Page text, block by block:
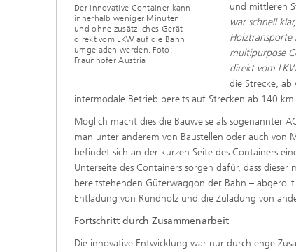
Der innovative Container kann
innerhalb weniger Minuten
und ohne zusätzliches Gerät
direkt vom LKW auf die Bahn
umgeladen werden. Foto:
Fraunhofer Austria
und mittleren
war schnell
Holztransporte
multipurpose
direkt vom
die Strecke,
intermodale Betrieb bereits auf Strecken ab 140
Möglich macht dies die Bauweise als sogenannter
man unter anderem von Baustellen oder auch von
befindet sich an der kurzen Seite des Containers
Unterseite des Containers sorgen dafür, dass
bereitstehenden Güterwaggon der Bahn –
Entladung von Rundholz und die Zuladung von
Fortschritt durch Zusammenarbeit
Die innovative Entwicklung war nur durch enge